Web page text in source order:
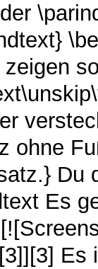
zeigen
ohne
Du
Es
Es